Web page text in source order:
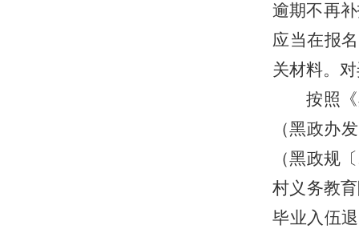
逾期不再
应当在报
关材料。对
按照
（黑政办
（黑政规
村义务教
毕业入伍